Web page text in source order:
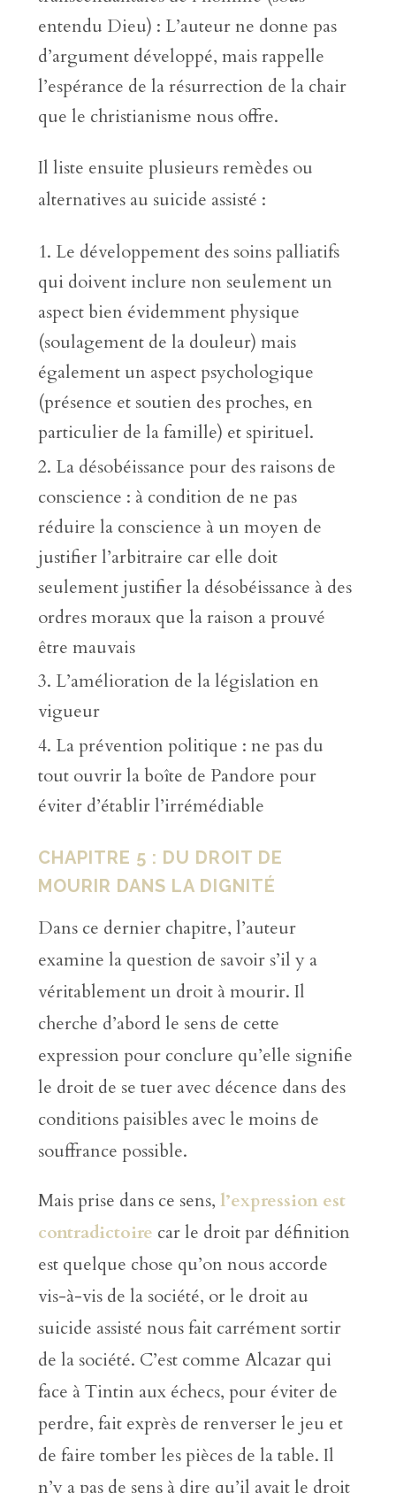
entendu Dieu) : L’auteur ne donne pas
d’argument développé, mais rappelle
l’espérance de la résurrection de la chair
que le christianisme nous offre.
Il liste ensuite plusieurs remèdes ou
alternatives au suicide assisté :
Le développement des soins palliatifs
qui doivent inclure non seulement un
aspect bien évidemment physique
(soulagement de la douleur) mais
également un aspect psychologique
(présence et soutien des proches, en
particulier de la famille) et spirituel.
La désobéissance pour des raisons de
conscience : à condition de ne pas
réduire la conscience à un moyen de
justifier l’arbitraire car elle doit
seulement justifier la désobéissance à des
ordres moraux que la raison a prouvé
être mauvais
L’amélioration de la législation en
vigueur
La prévention politique : ne pas du
tout ouvrir la boîte de Pandore pour
éviter d’établir l’irrémédiable
CHAPITRE 5 : DU DROIT DE
MOURIR DANS LA DIGNITÉ
Dans ce dernier chapitre, l’auteur
examine la question de savoir s’il y a
véritablement un droit à mourir. Il
cherche d’abord le sens de cette
expression pour conclure qu’elle signifie
le droit de se tuer avec décence dans des
conditions paisibles avec le moins de
souffrance possible.
Mais prise dans ce sens, l’expression est
contradictoire car le droit par définition
est quelque chose qu’on nous accorde
vis-à-vis de la société, or le droit au
suicide assisté nous fait carrément sortir
de la société. C’est comme Alcazar qui
face à Tintin aux échecs, pour éviter de
perdre, fait exprès de renverser le jeu et
de faire tomber les pièces de la table. Il
n’y a pas de sens à dire qu’il avait le droit